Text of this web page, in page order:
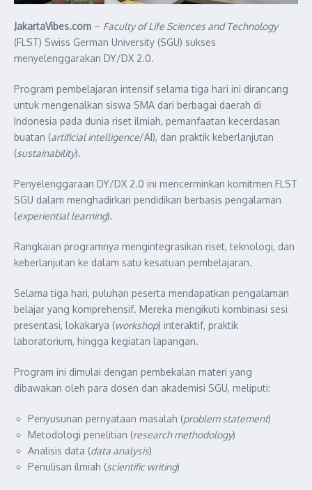
JakartaVibes.com – Faculty of Life Sciences and Technology
(FLST) Swiss German University (SGU) sukses
menyelenggarakan DY/DX 2.0.
Program pembelajaran intensif selama tiga hari ini dirancang
untuk mengenalkan siswa SMA dari berbagai daerah di
Indonesia pada dunia riset ilmiah, pemanfaatan kecerdasan
buatan (artificial intelligence/AI), dan praktik keberlanjutan
(sustainability).
Penyelenggaraan DY/DX 2.0 ini mencerminkan komitmen FLST
SGU dalam menghadirkan pendidikan berbasis pengalaman
(experiential learning).
Rangkaian programnya mengintegrasikan riset, teknologi, dan
keberlanjutan ke dalam satu kesatuan pembelajaran.
Selama tiga hari, puluhan peserta mendapatkan pengalaman
belajar yang komprehensif. Mereka mengikuti kombinasi sesi
presentasi, lokakarya (workshop) interaktif, praktik
laboratorium, hingga kegiatan lapangan.
Program ini dimulai dengan pembekalan materi yang
dibawakan oleh para dosen dan akademisi SGU, meliputi:
Penyusunan pernyataan masalah (problem statement)
Metodologi penelitian (research methodology)
Analisis data (data analysis)
Penulisan ilmiah (scientific writing)